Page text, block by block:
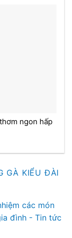
ngon hấp
GÀ KIỂU ĐÀI
các món
đình - Tin tức